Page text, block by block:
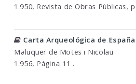
1.950, Revista de Obras Públicas,
Carta Arqueológica de
Maluquer de Motes i Nicolau
1.956, Página 11 .